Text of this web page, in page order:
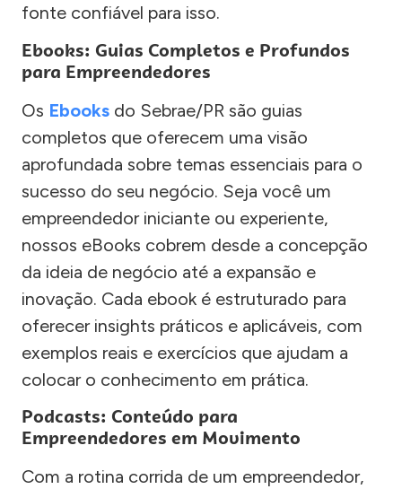
fonte confiável para isso.
Ebooks: Guias Completos e Profundos
para Empreendedores
Os Ebooks do Sebrae/PR são guias
completos que oferecem uma visão
aprofundada sobre temas essenciais para o
sucesso do seu negócio. Seja você um
empreendedor iniciante ou experiente,
nossos eBooks cobrem desde a concepção
da ideia de negócio até a expansão e
inovação. Cada ebook é estruturado para
oferecer insights práticos e aplicáveis, com
exemplos reais e exercícios que ajudam a
colocar o conhecimento em prática.
Podcasts: Conteúdo para
Empreendedores em Movimento
Com a rotina corrida de um empreendedor,